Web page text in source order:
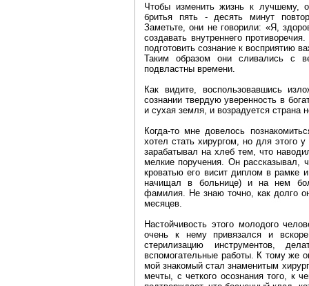
Чтобы изменить жизнь к лучшему,
бритья пять - десять минут
Заметьте, они не говорили: «Я,
создавать внутреннего
подготовить сознание к восприятию
Таким образом они сливались с
подвластны времени.
Как видите, воспользовавшись
сознании твердую уверенность в
и сухая земля, и возрадуется страна
Когда-то мне довелось
хотел стать хирургом, но для этого
зарабатывал на хлеб тем, что
мелкие поручения. Он рассказывал,
кроватью его висит диплом в рамке
начищал в больнице) и на нем
фамилия. Не знаю точно, как долго
месяцев.
Настойчивость этого молодого
очень к нему привязался и
стерилизацию инструментов,
вспомогательные работы. К тому же
мой знакомый стал знаменитым
мечты, с четкого осознания того, к